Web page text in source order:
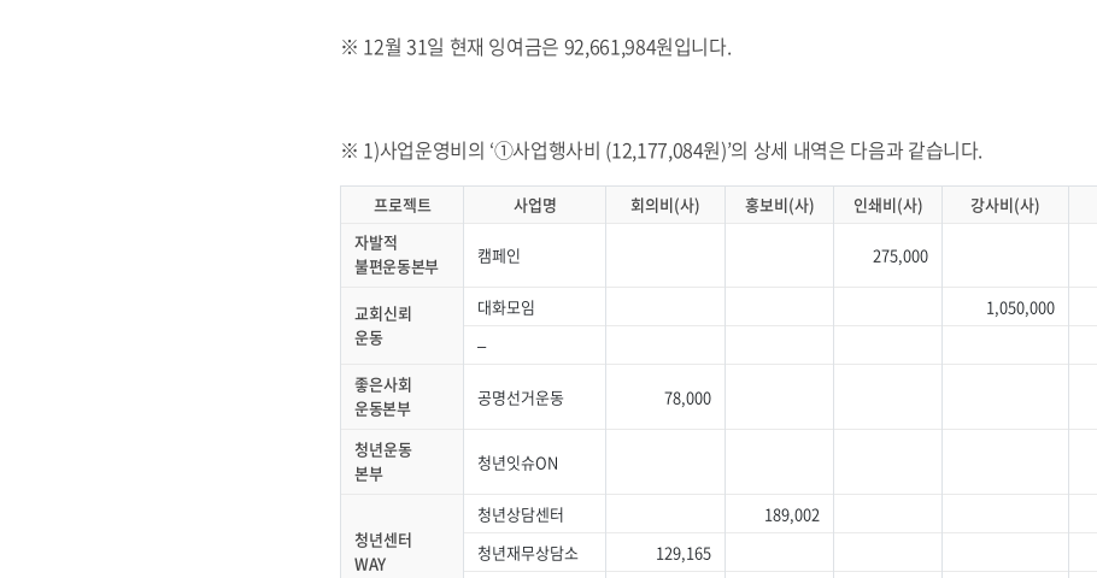
※ 12월 31일 현재 잉여금은 92,661,984원입니다.
※ 1)사업운영비의 ‘①사업행사비 (12,177,084원)’의 상세 내역은 다음과 같습니다.
프로젝트 사업명 회의비(사) 홍보비(사) 인쇄비(사) 강사비(사)
자발적
불편운동본부
캠페인 275,000
교회신뢰
운동
대화모임 1,050,000
–
좋은사회
운동본부
공명선거운동 78,000
청년운동
본부
청년잇슈ON
청년센터
WAY
청년상담센터 189,002
청년재무상담소
129,165